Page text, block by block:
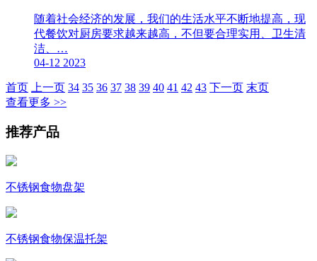
随着社会经济的发展，我们的生活水平不断地提高，现
代餐饮对厨房要求越来越高，不但要合理实用、卫生清
洁、…
04-12 2023
首页 上一页 34 35 36 37 38 39 40 41 42 43 下一页 末页
查看更多 >>
推荐产品
不锈钢食物盘架
不锈钢食物保温托架